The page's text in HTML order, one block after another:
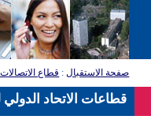
صفحة الاستقبال: قطاع الاتصالات
قطاعات الاتحاد الدولي